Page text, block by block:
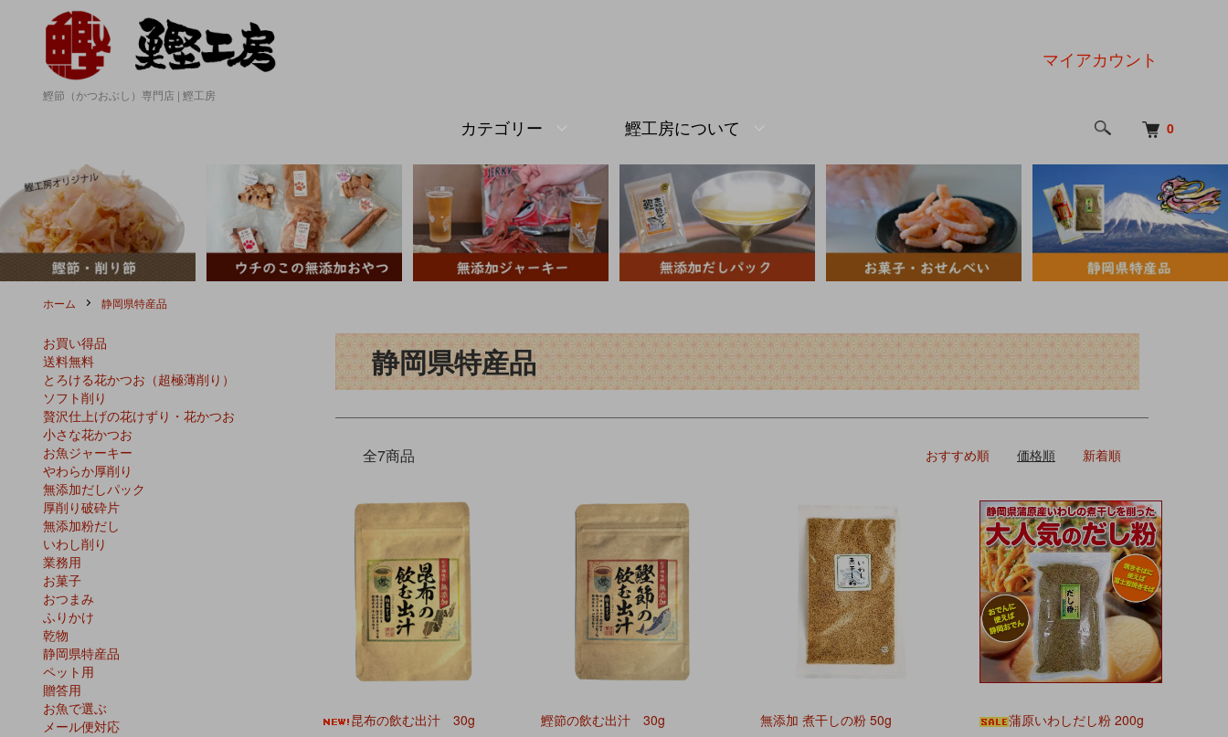
鰹節（かつおぶし）専門店 | 鰹工房
0
カテゴリー 鰹工房について
マイアカウント
ホーム 静岡県特産品
静岡県特産品
全7商品 おすすめ順 価格順 新着順
昆布の飲む出汁 30g
鰹節の飲む出汁 30g
無添加 煮干しの粉 50g
蒲原いわしだし粉 200g
お買い得品
送料無料
とろける花かつお（超極薄削り）
ソフト削り
贅沢仕上げの花けずり・花かつお
小さな花かつお
お魚ジャーキー
やわらか厚削り
無添加だしパック
厚削り破砕片
無添加粉だし
いわし削り
業務用
お菓子
おつまみ
ふりかけ
乾物
静岡県特産品
ペット用
贈答用
お魚で選ぶ
メール便対応